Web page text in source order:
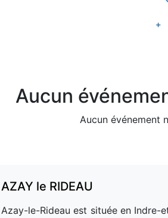
Aucun
Aucun événement
AZAY le RIDEAU
Azay-le-Rideau est située en Indre-